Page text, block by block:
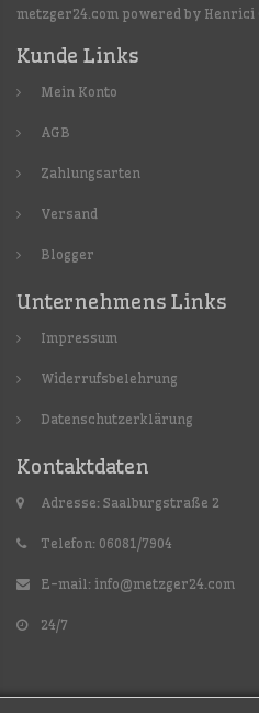
metzger24.com powered by Henrici
Kunde Links
Mein Konto
AGB
Zahlungsarten
Versand
Blogger
Unternehmens Links
Impressum
Widerrufsbelehrung
Datenschutzerklärung
Kontaktdaten
Adresse: Saalburgstraße 2
Telefon: 06081/7904
E-mail: info@metzger24.com
24/7